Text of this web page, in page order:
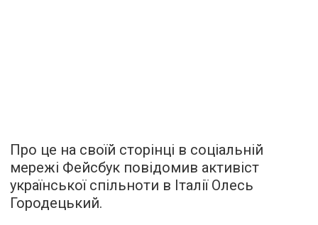
Про це на своїй сторінці в соціальній
мережі Фейсбук повідомив активіст
української спільноти в Італії Олесь
Городецький.